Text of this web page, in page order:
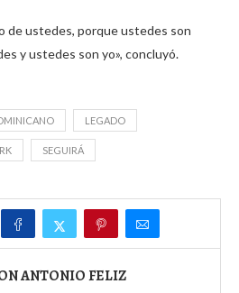
de ustedes, porque ustedes son
y ustedes son yo», concluyó.
LEGADO
SEGUIRÁ
ANTONIO FELIZ